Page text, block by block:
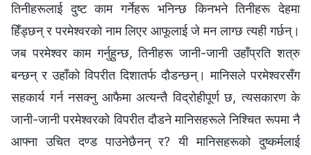
तिनीहरूलाई दुष्ट काम गर्नेहरू भनिन्छ किनभने तिनीहरू देहमा
हिँड्छन् र परमेश्‍वरको नाम लिएर आफूलाई जे मन लाग्छ त्यही गर्छन्।
जब परमेश्‍वर काम गर्नुहुन्छ, तिनीहरू जानी-जानी उहाँप्रति शत्रु
बन्छन् र उहाँको विपरीत दिशातर्फ दौडन्छन्। मानिसले परमेश्‍वरसँग
सहकार्य गर्न नसक्‍नु आफैमा अत्यन्तै विद्रोहीपूर्ण छ, त्यसकारण के
जानी-जानी परमेश्‍वरको विपरीत दौडने मानिसहरूले निश्‍चित रूपमा नै
आफ्‍ना उचित दण्ड पाउनेछैनन् र? यी मानिसहरूको दुष्कर्मलाई